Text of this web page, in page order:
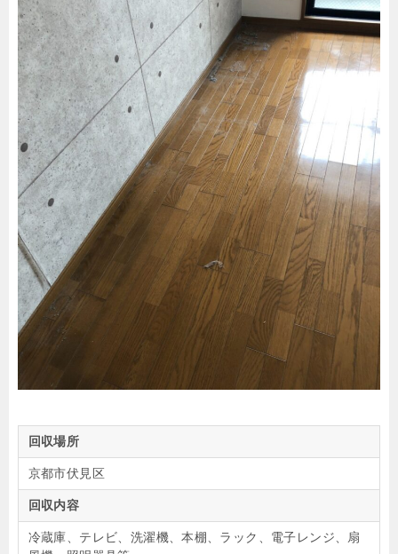
回収場所
京都市伏見区
回収内容
冷蔵庫、テレビ、洗濯機、本棚、ラック、電子レンジ、扇